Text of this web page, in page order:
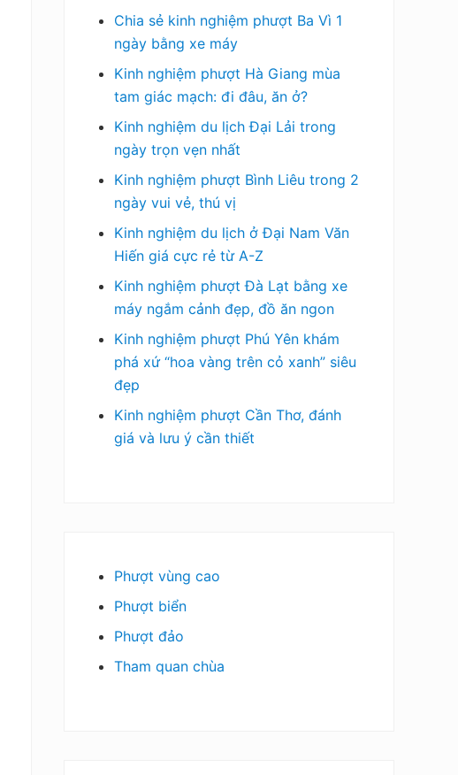
Chia sẻ kinh nghiệm phượt Ba Vì 1
ngày bằng xe máy
Kinh nghiệm phượt Hà Giang mùa
tam giác mạch: đi đâu, ăn ở?
Kinh nghiệm du lịch Đại Lải trong
ngày trọn vẹn nhất
Kinh nghiệm phượt Bình Liêu trong 2
ngày vui vẻ, thú vị
Kinh nghiệm du lịch ở Đại Nam Văn
Hiến giá cực rẻ từ A-Z
Kinh nghiệm phượt Đà Lạt bằng xe
máy ngắm cảnh đẹp, đồ ăn ngon
Kinh nghiệm phượt Phú Yên khám
phá xứ “hoa vàng trên cỏ xanh” siêu
đẹp
Kinh nghiệm phượt Cần Thơ, đánh
giá và lưu ý cần thiết
Phượt vùng cao
Phượt biển
Phượt đảo
Tham quan chùa